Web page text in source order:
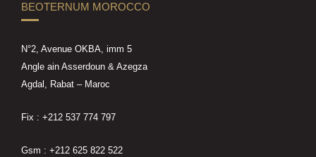
BEOTERNUM MOROCCO
N°2, Avenue OKBA, imm 5
Angle ain Asserdoun & Azegza
Agdal, Rabat – Maroc
Fix : +212 537 774 797
Gsm : +212 625 822 522